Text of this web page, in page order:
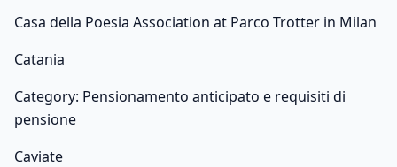
Casa della Poesia Association at Parco Trotter in Milan
Catania
Category: Pensionamento anticipato e requisiti di
pensione
Caviate